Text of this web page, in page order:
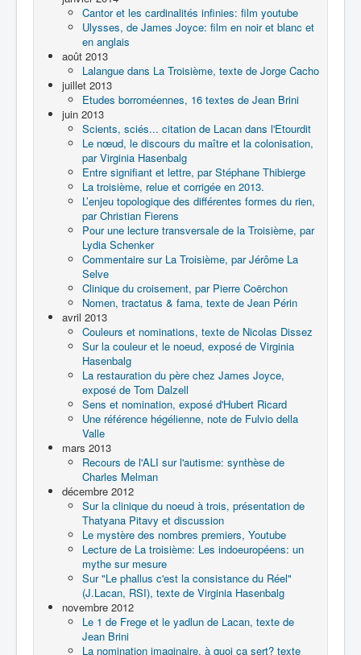
Cantor et les cardinalités infinies: film youtube
Ulysses, de James Joyce: film en noir et blanc et
en anglais
août 2013
Lalangue dans La Troisième, texte de Jorge Cacho
juillet 2013
Etudes borroméennes, 16 textes de Jean Brini
juin 2013
Scients, sciés... citation de Lacan dans l'Etourdit
Le nœud, le discours du maître et la colonisation,
par Virginia Hasenbalg
Entre signifiant et lettre, par Stéphane Thibierge
La troisième, relue et corrigée en 2013.
L’enjeu topologique des différentes formes du rien,
par Christian Fierens
Pour une lecture transversale de la Troisième, par
Lydia Schenker
Commentaire sur La Troisième, par Jérôme La
Selve
Clinique du croisement, par Pierre Coërchon
Nomen, tractatus & fama, texte de Jean Périn
avril 2013
Couleurs et nominations, texte de Nicolas Dissez
Sur la couleur et le noeud, exposé de Virginia
Hasenbalg
La restauration du père chez James Joyce,
exposé de Tom Dalzell
Sens et nomination, exposé d'Hubert Ricard
Une référence hégélienne, note de Fulvio della
Valle
mars 2013
Recours de l'ALI sur l'autisme: synthèse de
Charles Melman
décembre 2012
Sur la clinique du noeud à trois, présentation de
Thatyana Pitavy et discussion
Le mystère des nombres premiers, Youtube
Lecture de La troisième: Les indoeuropéens: un
mythe sur mesure
Sur "Le phallus c'est la consistance du Réel"
(J.Lacan, RSI), texte de Virginia Hasenbalg
novembre 2012
Le 1 de Frege et le yadlun de Lacan, texte de
Jean Brini
La nomination imaginaire, à quoi ça sert? texte